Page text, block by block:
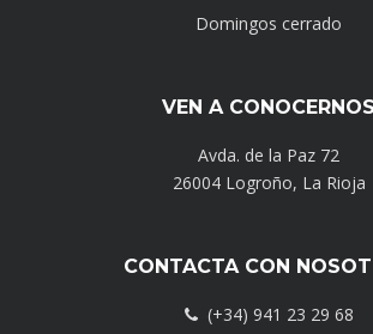
Domingos cerrado
VEN A CONOCERNOS
Avda. de la Paz 72
26004 Logroño, La Rioja
CONTACTA CON
(+34) 941 23 29 68